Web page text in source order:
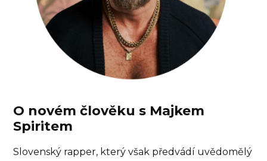
O novém člověku s Majkem
Spiritem
Slovenský rapper, který však předvádí uvědomělý